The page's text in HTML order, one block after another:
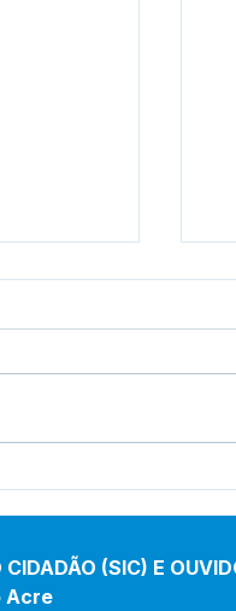
(SIC) E
Acre